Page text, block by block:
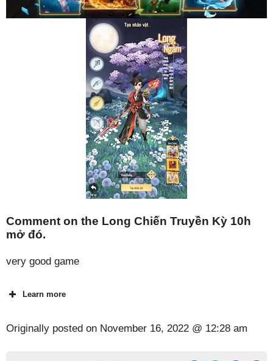
Comment on the Long Chiến Truyền Kỳ 10h
mở đó.
very good game
Learn more
Originally posted on November 16, 2022 @ 12:28 am